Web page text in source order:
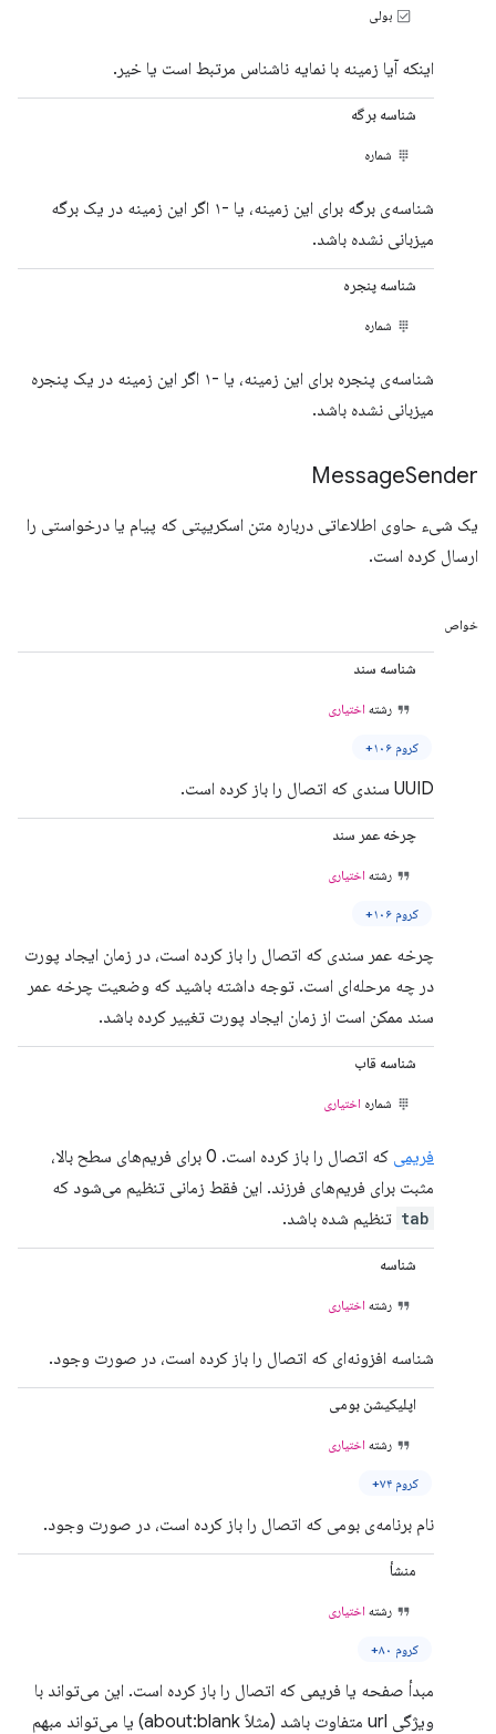
بولی
اینکه آیا زمینه با نمایه ناشناس مرتبط است یا خیر.
شناسه برگه
شماره
شناسه‌ی برگه برای این زمینه، یا -۱ اگر این زمینه در یک برگه
میزبانی نشده باشد.
شناسه پنجره
شماره
شناسه‌ی پنجره برای این زمینه، یا -۱ اگر این زمینه در یک پنجره
میزبانی نشده باشد.
MessageSender
یک شیء حاوی اطلاعاتی درباره متن اسکریپتی که پیام یا درخواستی را
ارسال کرده است.
خواص
شناسه سند
رشته اختیاری
کروم ۱۰۶+
UUID سندی که اتصال را باز کرده است.
چرخه عمر سند
رشته اختیاری
کروم ۱۰۶+
چرخه عمر سندی که اتصال را باز کرده است، در زمان ایجاد پورت
در چه مرحله‌ای است. توجه داشته باشید که وضعیت چرخه عمر
سند ممکن است از زمان ایجاد پورت تغییر کرده باشد.
شناسه قاب
شماره اختیاری
فریمی
که اتصال را باز کرده است. 0 برای فریم‌های سطح بالا،
مثبت برای فریم‌های فرزند. این فقط زمانی تنظیم می‌شود که
tab تنظیم شده باشد.
شناسه
رشته اختیاری
شناسه افزونه‌ای که اتصال را باز کرده است، در صورت وجود.
اپلیکیشن بومی
رشته اختیاری
کروم ۷۴+
نام برنامه‌ی بومی که اتصال را باز کرده است، در صورت وجود.
منشأ
رشته اختیاری
کروم ۸۰+
مبدأ صفحه یا فریمی که اتصال را باز کرده است. این می‌تواند با
ویژگی url متفاوت باشد (مثلاً about:blank) یا می‌تواند مبهم